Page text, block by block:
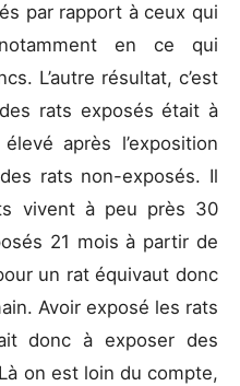
par rapport à ceux qui
en ce qui
L’autre résultat, c’est
rats exposés était à
après l’exposition
rats non-exposés. Il
vivent à peu près 30
21 mois à partir de
un rat équivaut donc
Avoir exposé les rats
donc à exposer des
on est loin du compte,